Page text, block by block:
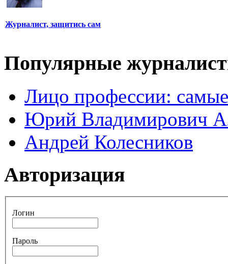
Журналист, защитись сам
Популярные
Лицо профессии:
Юрий Владимирович
Андрей Колесников
Авторизация
Логин
Пароль